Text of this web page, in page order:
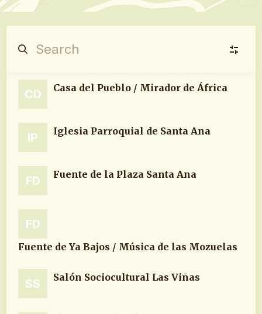
R Religioso
S
S
F Fuentes (10)
P
CD Casa del Pueblo / Mirador de África
IP Iglesia Parroquial de Santa Ana
FD Fuente de la Plaza Santa Ana
FD
Fuente de Ya Bajos / Música de las Mozuelas
SS Salón Sociocultural Las Viñas